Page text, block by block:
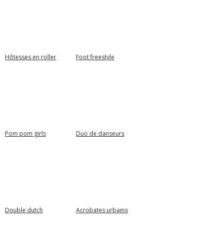
Hôtesses en roller Foot freestyle
Pom pom girls Duo de danseurs
Double dutch Acrobates urbains